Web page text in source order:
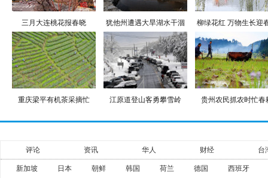
三月大连桃花报春晓 犹他州遭遇大旱湖水干涸 柳绿花红 万物生长迎
重庆梁平有机茶采摘忙 江原道登山客勇攀雪岭 贵州农民抓农时忙春
评论 资讯 华人 财经 台
新加坡 日本 朝鲜 韩国 荷兰 德国 西班牙